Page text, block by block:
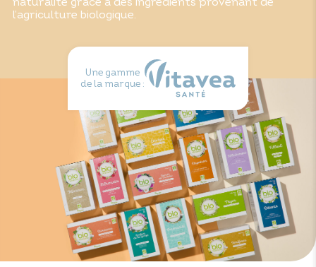
l’agriculture biologique.
Une gamme
de la marque :